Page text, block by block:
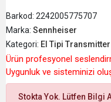
Barkod: 2242005775707
Marka: Sennheiser
Kategori: El Tipi Transmitter
Ürün profesyonel
Uygunluk ve sisteminizi
Stokta Yok. Lütfen Bilgi